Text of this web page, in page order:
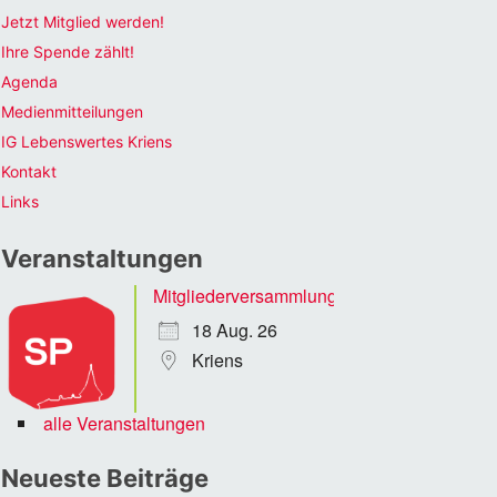
Jetzt Mitglied werden!
Ihre Spende zählt!
Agenda
Medienmitteilungen
IG Lebenswertes Kriens
Kontakt
Links
Veranstaltungen
Mitgliederversammlung
18 Aug. 26
Kriens
alle Veranstaltungen
Neueste Beiträge